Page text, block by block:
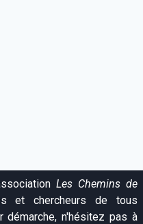
Les Chemins de
et chercheurs de tous
démarche, n'hésitez pas à